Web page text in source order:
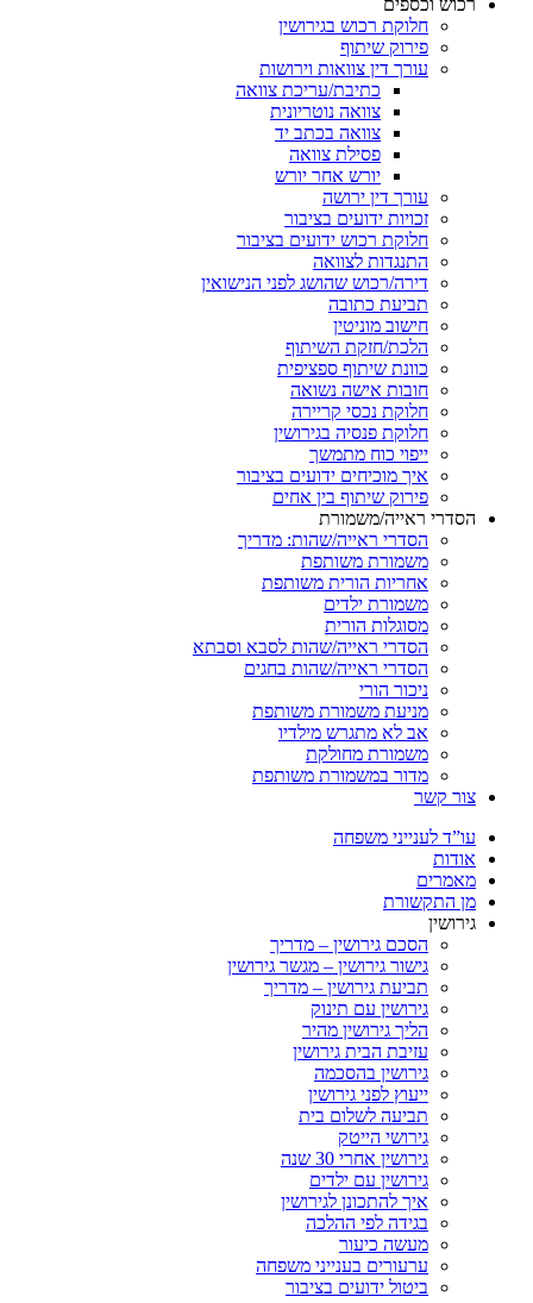
וכספים
חלוקת רכוש בגירושין
פירוק שיתוף
עורך דין צוואות וירושות
כתיבת/עריכת צוואה
צוואה נוטריונית
צוואה בכתב יד
פסילת צוואה
יורש אחר יורש
עורך דין ירושה
זכויות ידועים בציבור
חלוקת רכוש ידועים בציבור
התנגדות לצוואה
דירה/רכוש שהושג לפני הנישואין
תביעת כתובה
חישוב מוניטין
הלכת/חזקת השיתוף
כוונת שיתוף ספציפית
חובות אישה נשואה
חלוקת נכסי קריירה
חלוקת פנסיה בגירושין
ייפוי כוח מתמשך
איך מוכיחים ידועים בציבור
פירוק שיתוף בין אחים
ראייה/משמורת
הסדרי ראייה/שהות: מדריך
משמורת משותפת
אחריות הורית משותפת
משמורת ילדים
מסוגלות הורית
הסדרי ראייה/שהות לסבא וסבתא
הסדרי ראייה/שהות בחגים
ניכור הורי
מניעת משמורת משותפת
אב לא מתגרש מילדיו
משמורת מחולקת
מדור במשמורת משותפת
לענייני משפחה
הסכם גירושין – מדריך
גישור גירושין – מגשר גירושין
תביעת גירושין – מדריך
גירושין עם תינוק
הליך גירושין מהיר
עזיבת הבית גירושין
גירושין בהסכמה
ייעוץ לפני גירושין
תביעה לשלום בית
גירושי הייטק
גירושין אחרי 30 שנה
גירושין עם ילדים
איך להתכונן לגירושין
בגידה לפי ההלכה
מעשה כיעור
ערעורים בענייני משפחה
ביטול ידועים בציבור